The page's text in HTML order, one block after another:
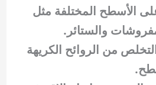
الأسطح المختلفة مثل
والستائر.
من الروائح الكريهة